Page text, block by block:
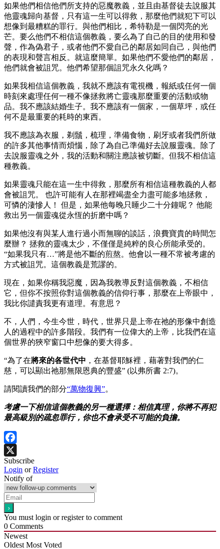
如果他們相信他們所支持的惡魔教義，並且由基督徒去說服其
他靈魂歸向基督，只有這一生可以得救，那麼他們就犯下可以
想像到最糟糕的罪行。與他們相比，希特勒是一個閃亮的光
芒。要么他們不相信這個教義，要么為了自己的目的使用和發
聲，作為偽君子，或者他們不愛自己的鄰居如同自己，與他們
的表現和聲言相反。就這麼簡單。如果他們不愛他們的鄰居，
他們就會被詛咒。他們希望那個詛咒永久化嗎？
如果我相信這個教義，我就不應該有電視機，報紙或任何一個
時刻來處理任何一種不像拯救將亡靈魂那麼重要的活動或物
品。我不應該結婚生子。我不應該有一個家，一個草坪，或任
何不是最重要的耗時的東西。
我不應該為衣服，剃鬚，梳理，準備食物，刷牙或者我們所做
的許多其他事情而煩惱，除了為自己準備好去說服靈魂。除了
去說服靈魂之外，我的活動和關注應該被切斷。但我不相信這
種教義。
如果靈魂只能在這一生中得救，那麼所有相信這種教義的人都
會被詛咒。 也許可能有人在那裡竭盡全力盡可能多地拯救，
可憐的淒慘人！ 但是，如果他每晚只睡少二十分鐘呢？ 他能
救出另一個靈魂從永恆的折磨中嗎？
如果他沒有與某人進行過小而無聊的談話，浪費寶貴的時間怎
麼辦？ 拯救的靈魂太少，不僅僅是純粹的良心所能承受的。
“如果我只有…”將是他不斷的煎熬。他會以一種不常被考慮的
方式被詛咒。這個教義是荒謬的。
現在，如果你稱我惡魔，因為我教導反對這個教義，不相信
它，但你不按照你對這個教義的信仰行事，那麼在上帝眼中，
我比你譴責我更有道理。有意思？
不，人們，今生今世，時代，世界只是上帝在祂的形像中創造
人的過程中的許多階段。我們有一位偉大的上帝，比我們在這
個世界的狹窄窗口中想像的要大得多。
“為了在將來的各世代中 ，在基督耶穌裡，藉著對我們的仁
慈，可以顯出祂那無限恩典的豐盛” (以弗所書 2:7)。
請閱讀我們的部分“萬物復興”。
考慮一下相信這個教義的另一種選擇：相信真理，你將不再犯
最高級別的疏忽罪行，你也不會承受不可能的負擔。
Facebook
X
Subscribe
Login orRegister
Notify of
You must login or register to comment
0 Comments
Newest
Oldest Most Voted